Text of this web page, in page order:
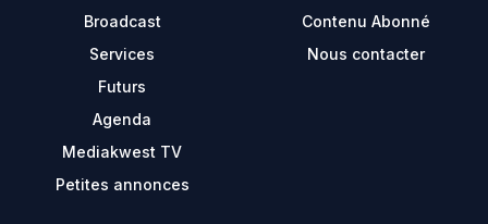
Broadcast
Services
Futurs
Agenda
Mediakwest TV
Petites annonces
Contenu Abonné
Nous contacter